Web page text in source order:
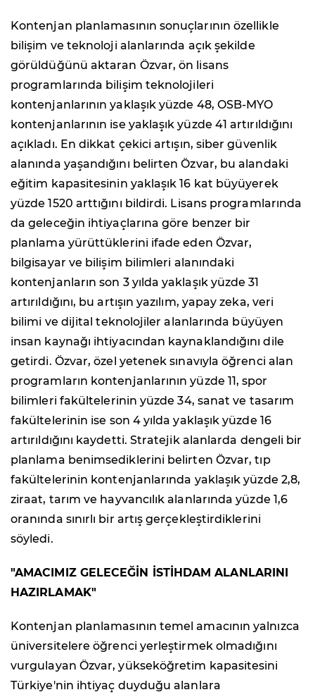
Kontenjan planlamasının sonuçlarının özellikle
bilişim ve teknoloji alanlarında açık şekilde
görüldüğünü aktaran Özvar, ön lisans
programlarında bilişim teknolojileri
kontenjanlarının yaklaşık yüzde 48, OSB-MYO
kontenjanlarının ise yaklaşık yüzde 41 artırıldığını
açıkladı. En dikkat çekici artışın, siber güvenlik
alanında yaşandığını belirten Özvar, bu alandaki
eğitim kapasitesinin yaklaşık 16 kat büyüyerek
yüzde 1520 arttığını bildirdi. Lisans programlarında
da geleceğin ihtiyaçlarına göre benzer bir
planlama yürüttüklerini ifade eden Özvar,
bilgisayar ve bilişim bilimleri alanındaki
kontenjanların son 3 yılda yaklaşık yüzde 31
artırıldığını, bu artışın yazılım, yapay zeka, veri
bilimi ve dijital teknolojiler alanlarında büyüyen
insan kaynağı ihtiyacından kaynaklandığını dile
getirdi. Özvar, özel yetenek sınavıyla öğrenci alan
programların kontenjanlarının yüzde 11, spor
bilimleri fakültelerinin yüzde 34, sanat ve tasarım
fakültelerinin ise son 4 yılda yaklaşık yüzde 16
artırıldığını kaydetti. Stratejik alanlarda dengeli bir
planlama benimsediklerini belirten Özvar, tıp
fakültelerinin kontenjanlarında yaklaşık yüzde 2,8,
ziraat, tarım ve hayvancılık alanlarında yüzde 1,6
oranında sınırlı bir artış gerçekleştirdiklerini
söyledi.
"AMACIMIZ GELECEĞİN İSTİHDAM ALANLARINI
HAZIRLAMAK"
Kontenjan planlamasının temel amacının yalnızca
üniversitelere öğrenci yerleştirmek olmadığını
vurgulayan Özvar, yükseköğretim kapasitesini
Türkiye'nin ihtiyaç duyduğu alanlara